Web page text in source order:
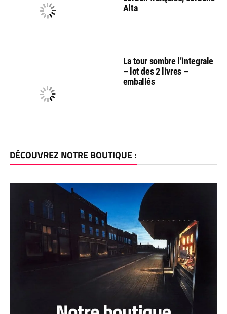
Alta
La tour sombre l’integrale
– lot des 2 livres –
emballés
DÉCOUVREZ NOTRE BOUTIQUE :